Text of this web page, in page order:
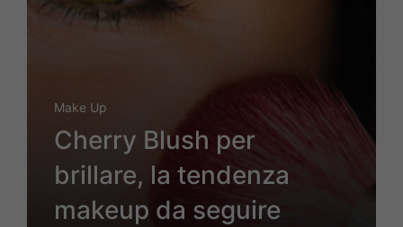
Make Up
Cherry Blush per
brillare, la tendenza
makeup da seguire